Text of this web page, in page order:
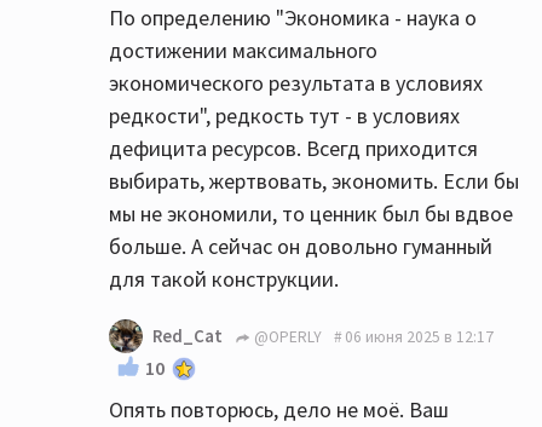
По определению "Экономика - наука о
достижении максимального
экономического результата в условиях
редкости", редкость тут - в условиях
дефицита ресурсов. Всегд приходится
выбирать, жертвовать, экономить. Если бы
мы не экономили, то ценник был бы вдвое
больше. А сейчас он довольно гуманный
для такой конструкции.
Red_Cat @OPERLY 06 июня 2025 в 12:17
10
Опять повторюсь, дело не моё. Ваш